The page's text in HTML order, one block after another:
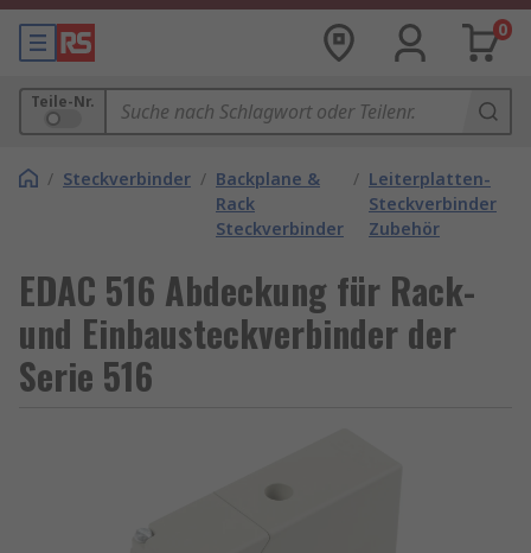
0
Teile-Nr.
/ Steckverbinder / Backplane &
Rack
Steckverbinder
/ Leiterplatten-
Steckverbinder
Zubehör
EDAC 516 Abdeckung für Rack-
und Einbausteckverbinder der
Serie 516